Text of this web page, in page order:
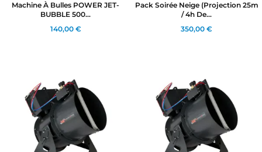
Machine À Bulles POWER JET-
BUBBLE 500...
140,00 €
Pack Soirée Neige (Projection 25m
/ 4h De...
350,00 €